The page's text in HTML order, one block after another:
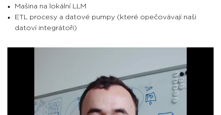
Mašina na lokální LLM
ETL procesy a datové pumpy (které opečovávají naši
datoví integrátoři)